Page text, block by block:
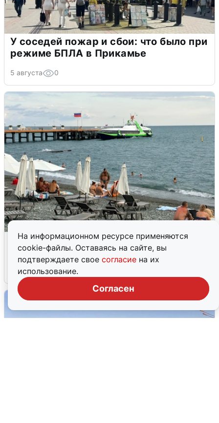
На информационном ресурсе применяются
cookie-файлы. Оставаясь на сайте, вы
подтверждаете свое согласие на их
использование.
Согласен
У соседей пожар и сбои: что было при
режиме БПЛА в Прикамье
5 августа 0
Жители и туристы Сочи рассказали
об атаке БПЛА 5 августа
5 августа 0